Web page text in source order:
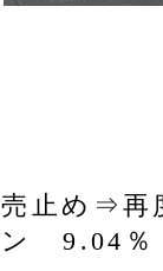
売止め⇒再
ン 9.04％